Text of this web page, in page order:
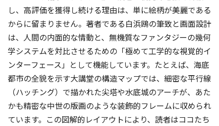
し、高評価を獲得し続ける理由は、単に絵柄が美麗である
からに留まりません。著者である白浜鴎の筆致と画面設計
は、人間の内面的な情動と、無機質なファンタジーの幾何
学システムを対比させるための「極めて工学的な視覚的イ
ンターフェース」として機能しています。たとえば、海底
都市の全貌を示す大講堂の構造マップでは、細密な平行線
（ハッチング）で描かれた尖塔や水底城のアーチが、あた
かも精密な中世の版画のような装飾的フレームに収められ
ています。この図解的レイアウトにより、読者はココたち